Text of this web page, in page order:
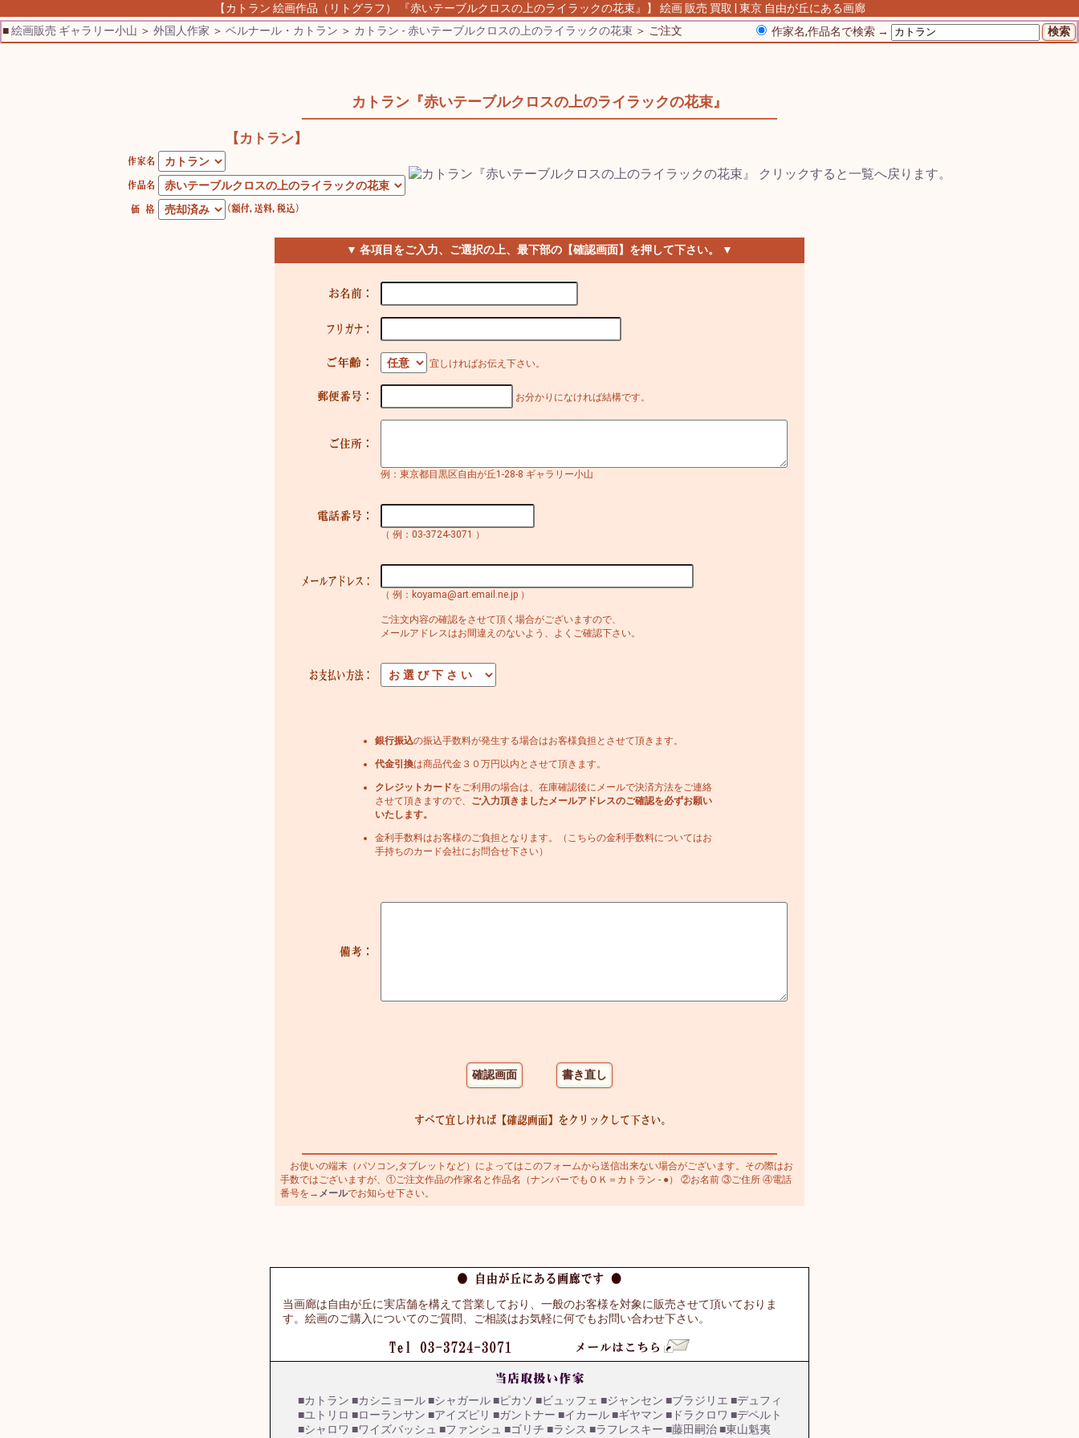
【カトラン 絵画作品（リトグラフ） 『赤いテーブルクロスの上のライラックの花束』】 絵画 販売 買取 | 東京 自由が丘にある画廊
■絵画販売 ギャラリー小山 ＞ 外国人作家 ＞ ベルナール・カトラン ＞ カトラン - 赤いテーブルクロスの上のライラックの花束 ＞ ご注文 作家名,作品名で検索 →
カトラン『赤いテーブルクロスの上のライラックの花束』
【カトラン】
▼ 各項目をご入力、ご選択の上、最下部の【確認画面】を押して下さい。 ▼
宜しければお伝え下さい。
お分かりになければ結構です。
例：東京都目黒区自由が丘1-28-8 ギャラリー小山
（ 例：03-3724-3071 ）
（ 例：koyama@art.email.ne.jp ）
ご注文内容の確認をさせて頂く場合がございますので、
メールアドレスはお間違えのないよう、よくご確認下さい。
銀行振込の振込手数料が発生する場合はお客様負担とさせて頂きます。
代金引換は商品代金３０万円以内とさせて頂きます。
クレジットカードをご利用の場合は、在庫確認後にメールで決済方法をご連絡
させて頂きますので、 ご入力頂きましたメールアドレスのご確認を必ずお願い
いたします。
金利手数料はお客様のご負担となります。（こちらの金利手数料についてはお
手持ちのカード会社にお問合せ下さい）
お使いの端末（パソコン,タブレットなど）によってはこのフォームから送信出来ない場合がございます。その際はお
手数ではございますが、①ご注文作品の作家名と作品名（ナンバーでもＯＫ＝カトラン - ●） ②お名前 ③ご住所 ④電話
番号を→ メールでお知らせ下さい。
当画廊は自由が丘に実店舗を構えて営業しており、一般のお客様を対象に販売させて頂いておりま
す。絵画のご購入についてのご質問、ご相談はお気軽に何でもお問い合わせ下さい。
■カトラン ■カシニョール ■シャガール ■ピカソ ■ビュッフェ ■ジャンセン ■ブラジリエ ■デュフィ
■ユトリロ ■ローランサン ■アイズピリ ■ガントナー ■イカール ■ギヤマン ■ドラクロワ ■デペルト
■シャロワ ■ワイズバッシュ ■ファンシュ ■ゴリチ ■ラシス ■ラフレスキー ■藤田嗣治 ■東山魁夷